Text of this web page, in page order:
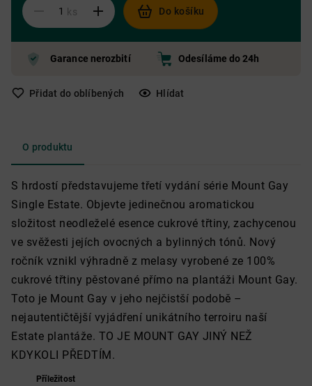
ks Do košíku
Garance nerozbití Odesíláme do 24h
Přidat do oblíbených Hlídat
O produktu
S hrdostí představujeme třetí vydání série Mount Gay
Single Estate. Objevte jedinečnou aromatickou
složitost neodleželé esence cukrové třtiny, zachycenou
ve svěžesti jejích ovocných a bylinných tónů. Nový
ročník vznikl výhradně z melasy vyrobené ze 100%
cukrové třtiny pěstované přímo na plantáži Mount Gay.
Toto je Mount Gay v jeho nejčistší podobě –
nejautentičtější vyjádření unikátního terroiru naší
Estate plantáže. TO JE MOUNT GAY JINÝ NEŽ
KDYKOLI PŘEDTÍM.
Příležitost